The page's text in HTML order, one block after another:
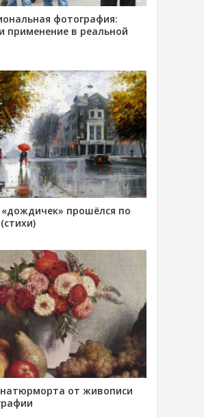
фотография:
применение в реальной
«дождичек» прошёлся по
от живописи